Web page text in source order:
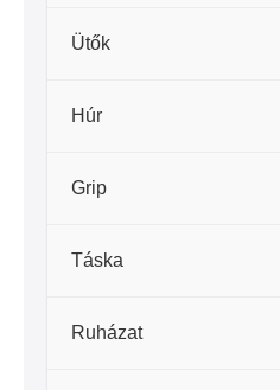
Ütők
Húr
–
Grip
–
Táska
–
Ruházat
–